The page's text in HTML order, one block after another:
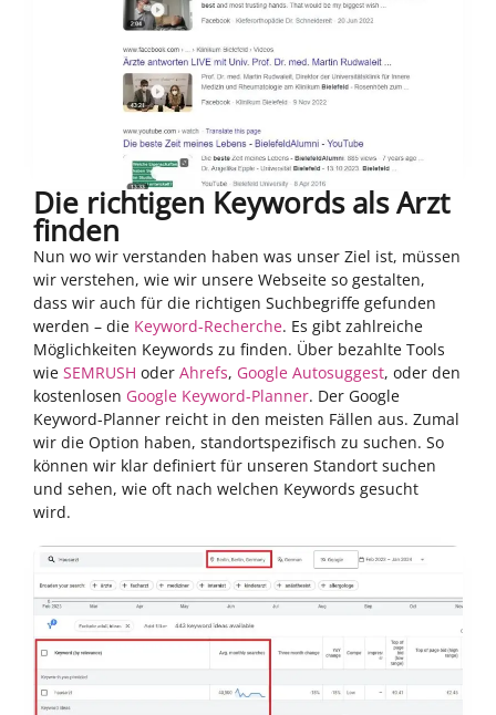
Die richtigen Keywords als Arzt
finden
Nun wo wir verstanden haben was unser Ziel ist, müssen
wir verstehen, wie wir unsere Webseite so gestalten,
dass wir auch für die richtigen Suchbegriffe gefunden
werden – die Keyword-Recherche. Es gibt zahlreiche
Möglichkeiten Keywords zu finden. Über bezahlte Tools
wie SEMRUSH oder Ahrefs, Google Autosuggest, oder den
kostenlosen Google Keyword-Planner. Der Google
Keyword-Planner reicht in den meisten Fällen aus. Zumal
wir die Option haben, standortspezifisch zu suchen. So
können wir klar definiert für unseren Standort suchen
und sehen, wie oft nach welchen Keywords gesucht
wird.